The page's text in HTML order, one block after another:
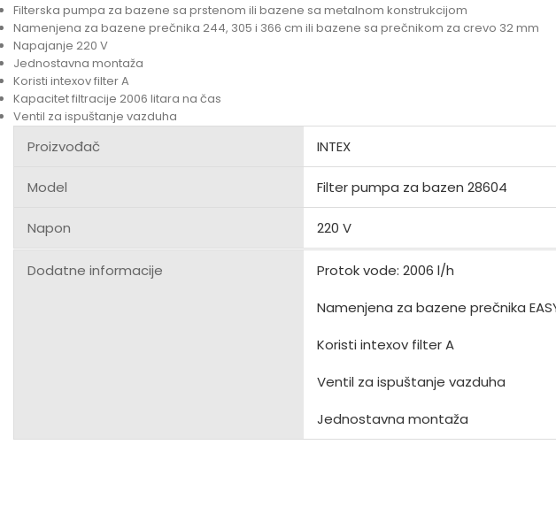
Filterska pumpa za bazene sa prstenom ili bazene sa metalnom konstrukcijom
Namenjena za bazene prečnika 244, 305 i 366 cm ili bazene sa prečnikom za crevo 32 mm
Napajanje 220 V
Jednostavna montaža
Koristi intexov filter A
Kapacitet filtracije 2006 litara na čas
Ventil za ispuštanje vazduha
Proizvođač INTEX
Model Filter pumpa za bazen 28604
Napon 220 V
Dodatne informacije
Protok vode: 2006 l/h
Namenjena za bazene prečnika
Koristi intexov filter A
Ventil za ispuštanje vazduha
Jednostavna montaža